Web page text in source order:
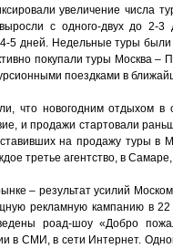
увеличение числа
с одного-двух до 2-3
5 дней. Недельные туры были
покупали туры Москва –
поездками в
что новогодним отдыхом в
и продажи стартовали
на продажу туры
третье агентство, в
– результат усилий
рекламную кампанию в
роад-шоу «Добро
в СМИ, в сети Интернет.